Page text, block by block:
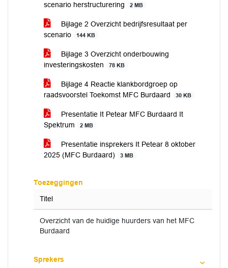
scenario herstructurering
2 MB
Bijlage 2 Overzicht bedrijfsresultaat per
scenario
144 KB
Bijlage 3 Overzicht onderbouwing
investeringskosten
78 KB
Bijlage 4 Reactie klankbordgroep op
raadsvoorstel Toekomst MFC Burdaard
30 KB
Presentatie It Petear MFC Burdaard It
Spektrum
2 MB
Presentatie insprekers It Petear 8 oktober
2025 (MFC Burdaard)
3 MB
Toezeggingen
Titel
Overzicht van de huidige huurders van het MFC
Burdaard
Sprekers